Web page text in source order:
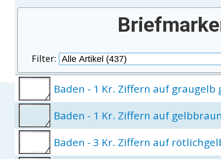
Filter:
Baden - 1 Kr. Ziffern auf graugelb
Baden - 1 Kr. Ziffern auf
Baden - 3 Kr. Ziffern auf